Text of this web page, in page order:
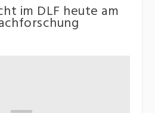
im DLF heute am